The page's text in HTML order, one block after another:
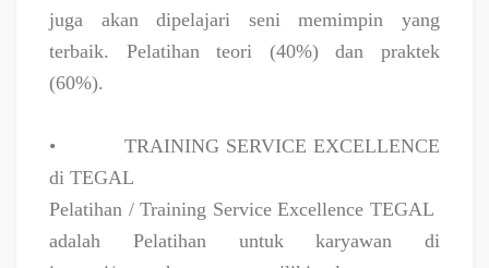
juga akan dipelajari seni memimpin yang
terbaik. Pelatihan teori (40%) dan praktek
(60%).
•
TRAINING SERVICE EXCELLENCE
di TEGAL
Pelatihan / Training Service Excellence TEGAL
adalah Pelatihan untuk karyawan di